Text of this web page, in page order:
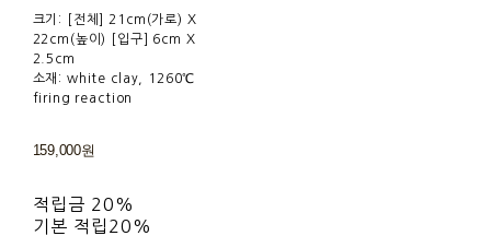
크기: [전체] 21cm(가로) X
22cm(높이) [입구] 6cm X
2.5cm
소재: white clay, 1260℃
firing reaction
159,000원
적립금 20%
기본 적립 20%